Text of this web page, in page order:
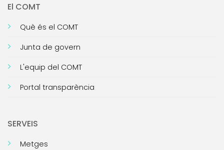
El COMT
Què és el COMT
Junta de govern
L'equip del COMT
Portal transparència
SERVEIS
Metges